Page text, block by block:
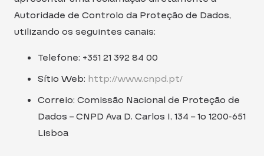
Autoridade de Controlo da Proteção de Dados,
utilizando os seguintes canais:
Telefone: +351 21 392 84 00
Sítio Web: http://www.cnpd.pt/
Correio: Comissão Nacional de Proteção de
Dados – CNPD Ava D. Carlos I, 134 – 1o 1200-651
Lisboa